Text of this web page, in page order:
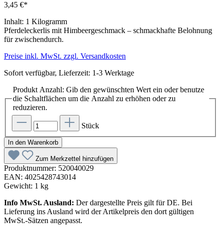
3,45 €*
Inhalt: 1 Kilogramm
Pferdeleckerlis mit Himbeergeschmack – schmackhafte Belohnung
für zwischendurch.
Preise inkl. MwSt. zzgl. Versandkosten
Sofort verfügbar, Lieferzeit: 1-3 Werktage
Produkt Anzahl: Gib den gewünschten Wert ein oder benutze
die Schaltflächen um die Anzahl zu erhöhen oder zu
reduzieren.
Stück
In den Warenkorb
Zum Merkzettel hinzufügen
Produktnummer: 520040029
EAN: 4025428743014
Gewicht: 1 kg
Info MwSt. Ausland: Der dargestellte Preis gilt für DE. Bei
Lieferung ins Ausland wird der Artikelpreis den dort gültigen
MwSt.-Sätzen angepasst.